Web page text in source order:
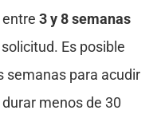
3 y 8 semanas
Es posible
semanas para acudir
menos de 30